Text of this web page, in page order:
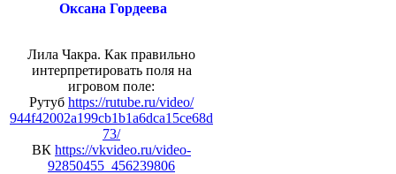
Оксана Гордеева
Лила Чакра. Как правильно
интерпретировать поля на
игровом поле:
Рутуб https://rutube.ru/video/
944f42002a199cb1b1a6dca15ce68d
73/
ВК https://vkvideo.ru/video-
92850455_456239806